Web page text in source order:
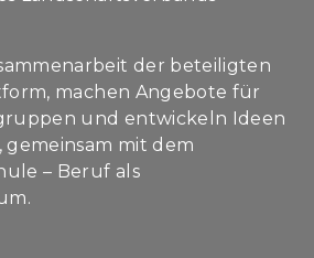
der beteiligten
machen Angebote für
und entwickeln Ideen
mit dem
– Beruf als